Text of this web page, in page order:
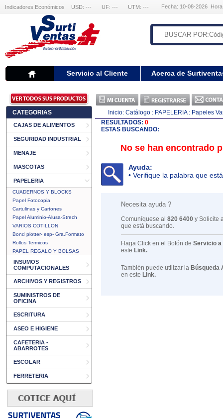
Indicadores Económicos USD: --- UF: --- UTM: --- Fecha: 10-08-2026
Servicio al Cliente Acerca de
CATEGORIAS
CAJAS DE ALIMENTOS
SEGURIDAD INDUSTRIAL
MENAJE
MASCOTAS
PAPELERIA
CUADERNOS Y BLOCKS
Papel Fotocopia
Cartulinas y Cartones
Papel Aluminio-Alusa-Strech
VARIOS COTILLON
Bond plotter- esp- Gra.Formato
Rollos Termicos
PAPEL REGALO Y BOLSAS
INSUMOS
COMPUTACIONALES
ARCHIVOS Y REGISTROS
SUMINISTROS DE
OFICINA
ESCRITURA
ASEO E HIGIENE
CAFETERIA -
ABARROTES
ESCOLAR
FERRETERIA
Inicio: Catálogo : PAPELERIA : Papeles
RESULTADOS: 0
ESTAS BUSCANDO:
No se han encontrado
Ayuda:
• Verifique la palabra que
Necesita ayuda ?
Comuníquese al 820 6400y Solicite
que está buscando.
Haga Click en el Botón de Servicio a
este Link.
También puede utilizar la Búsqueda
en este Link.